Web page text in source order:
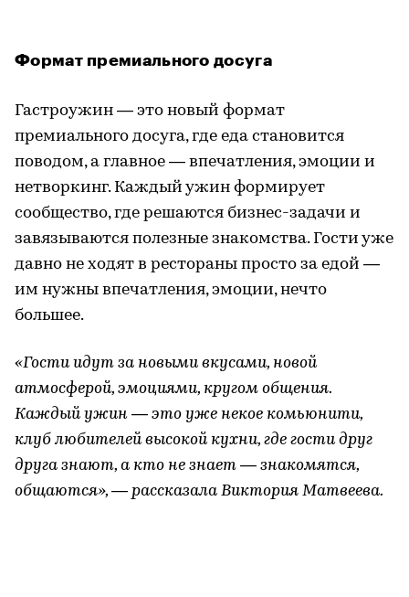
Формат премиального досуга
Гастроужин — это новый формат
премиального досуга, где еда становится
поводом, а главное — впечатления, эмоции и
нетворкинг. Каждый ужин формирует
сообщество, где решаются бизнес-задачи и
завязываются полезные знакомства. Гости уже
давно не ходят в рестораны просто за едой —
им нужны впечатления, эмоции, нечто
большее.
«Гости идут за новыми вкусами, новой
атмосферой, эмоциями, кругом общения.
Каждый ужин — это уже некое комьюнити,
клуб любителей высокой кухни, где гости друг
друга знают, а кто не знает — знакомятся,
общаются», — рассказала Виктория Матвеева.